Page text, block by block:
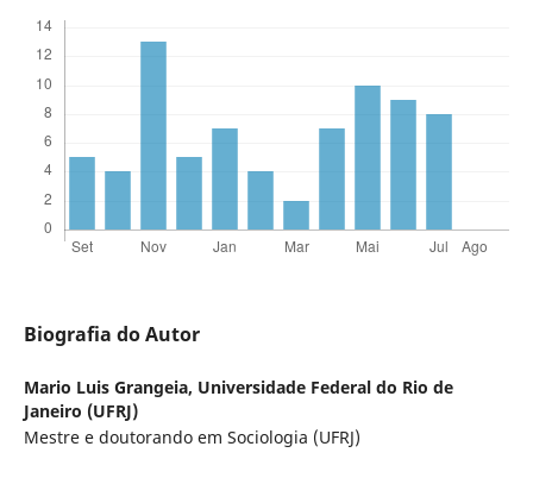
Biografia do Autor
Mario Luis Grangeia, Universidade Federal do Rio de
Janeiro (UFRJ)
Mestre e doutorando em Sociologia (UFRJ)